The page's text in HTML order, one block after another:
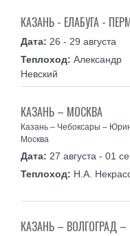
26 - 29 августа
КАЗАНЬ - ЕЛАБУГА -
Александр
Невский
27 августа - 01
КАЗАНЬ – МОСКВА
Казань – Чебоксары –
Москва
Н.А.
КАЗАНЬ – ВОЛГОГРАД –